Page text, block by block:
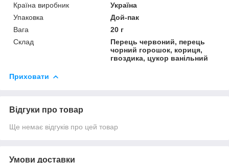
Країна виробник
Україна
Упаковка
Дой-пак
Вага
20 г
Склад
Перець червоний, перець
чорний горошок, кориця,
гвоздика, цукор ванільний
Приховати
Відгуки про товар
Ще немає відгуків про цей товар
Умови доставки